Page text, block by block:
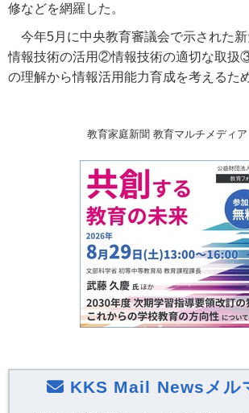
修などを網羅した。
今年5月に中央教育審議会で示された
情報技術の活用②情報技術の適切な取扱
の理解から情報活用能力育成を考えるた
教育家庭新聞 教育マルチメディ
KKS Mail Newsメル